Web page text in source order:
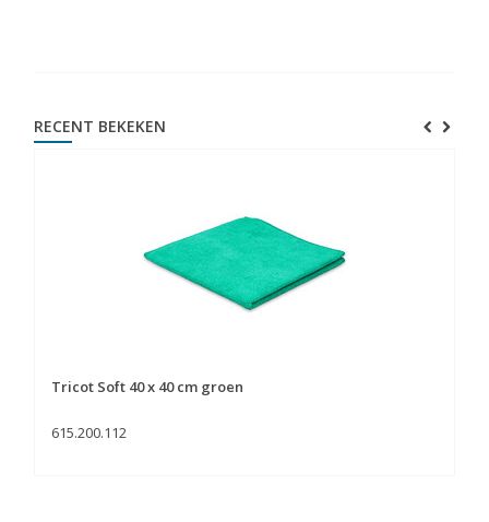
RECENT BEKEKEN
Tricot Soft 40 x 40 cm groen
615.200.112